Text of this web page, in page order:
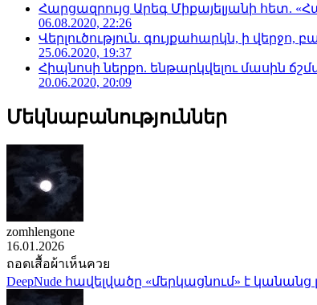
Հարցազրույց Արեգ Միքայելյանի հետ.
06.08.2020, 22:26
Վերլուծություն. գույքահարկն, ի վերջո,
25.06.2020, 19:37
Հիպնոսի ներքո. ենթարկվելու մասին
20.06.2020, 20:09
Մեկնաբանություններ
zomhlengone
16.01.2026
ถอดเสื้อผ้าเห็นควย
DeepNude հավելվածը «մերկացնում» է